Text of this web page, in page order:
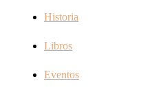
Historia
Libros
Eventos